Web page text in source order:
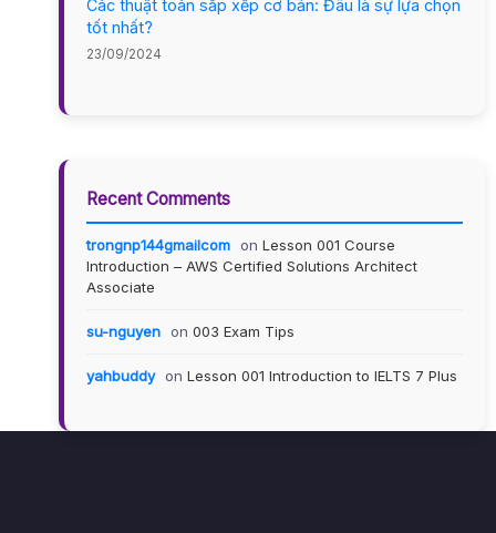
Các thuật toán sắp xếp cơ bản: Đâu là sự lựa chọn
tốt nhất?
23/09/2024
Recent Comments
trongnp144gmailcom on Lesson 001 Course
Introduction – AWS Certified Solutions Architect
Associate
su-nguyen on 003 Exam Tips
yahbuddy on Lesson 001 Introduction to IELTS 7 Plus